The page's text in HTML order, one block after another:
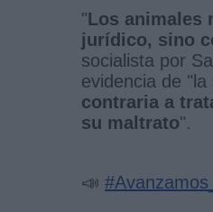
"Los animales
jurídico, sino
socialista por
evidencia de "la
contraria a
su maltrato".
📣 #Avanzamos_